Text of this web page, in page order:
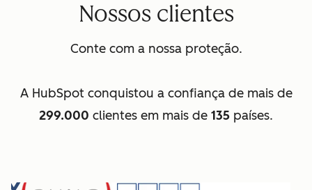
Nossos clientes
Conte com a nossa proteção.
A HubSpot conquistou a confiança de mais de
299.000 clientes em mais de 135 países.